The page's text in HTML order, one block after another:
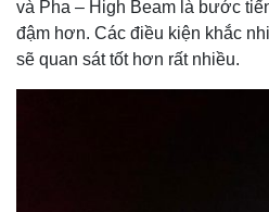
và Pha – High Beam là bước
đậm hơn. Các điều kiện khắc
sẽ quan sát tốt hơn rất nhiều.